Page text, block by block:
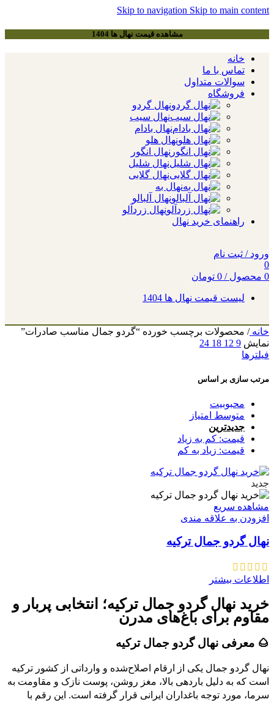
Skip to navigation Skip to main content
مشاهده قیمت نهال ها 1404
خانه
تماس با ما
سوالات متداول
فروشگاه
نهال گردو
نهال سیب
نهال بادام
نهال هلو
نهال انگور
نهال شلیل
نهال گلابی
نهال به
نهال آلبالو
نهال زردآلو
راهنمای خرید نهال
ورود / ثبت نام
0
0 محصول /
0 تومان
لیست قیمت نهال ها 1404
خانه/ محصولات برچسب خورده “گردو جمال مناسب صادرات”
نمایش 9
12
18
24
فیلترها
مرتب سازی بر اساس
محبوبیت
متوسط امتیاز
جدیدترین
قیمت: کم به زیاد
قیمت: زیاد به کم
جدید
مشاهده سریع
افزودن به علاقه مندی
نهال گردو جمال ترکیه
اطلاعات بیشتر
خرید نهال گردو جمال ترکیه؛ انتخابی پربار و
مقاوم برای باغ‌های مدرن
🌰 معرفی نهال گردو جمال ترکیه
نهال گردو جمال یکی از ارقام اصلاح‌شده و وارداتی از کشور ترکیه
است که به دلیل باردهی بالا، مغز روشن، پوست نازک و مقاومت به
سرما، مورد توجه باغداران ایرانی قرار گرفته است. این رقم با